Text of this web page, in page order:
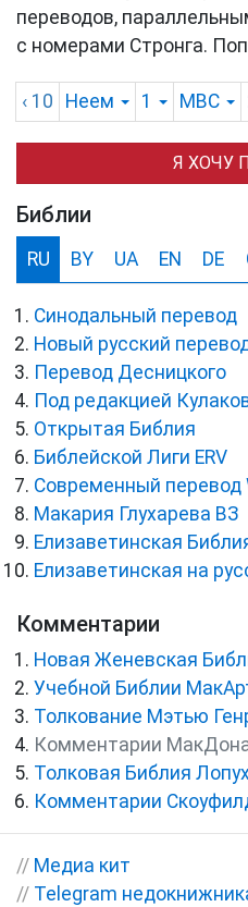
переводов,
с номерами Стронга.
‹ 10 Неем 1 MBC
Я ХОЧУ
Библии
RU BY UA EN DE
Синодальный перевод
Новый русский
Перевод Десницкого
Под редакцией
Открытая Библия
Библейской Лиги ERV
Cовременный перевод
Макария Глухарева ВЗ
Елизаветинская
Елизаветинская на
Комментарии
Новая Женевская
Учебной Библии
Толкование Мэтью
Комментарии
Толковая Библия
Комментарии
// Медиа кит
// Telegram